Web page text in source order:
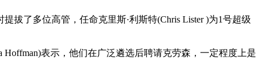
拔了多位高管，任命克里斯·利斯特(Chris Lister )为1号超级
Hoffman)表示，他们在广泛遴选后聘请克劳森，一定程度上是